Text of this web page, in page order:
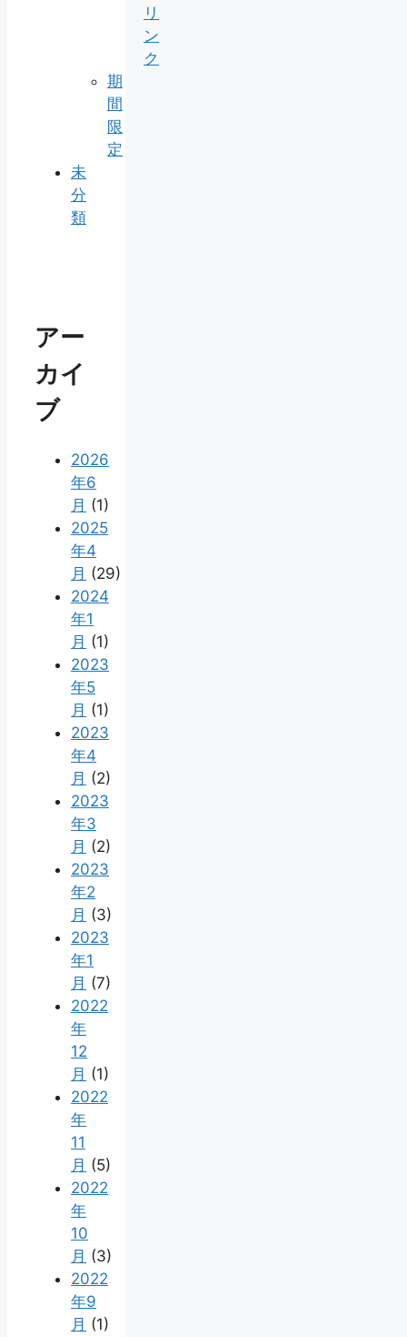
リ
ン
ク
期
間
限
定
未
分
類
アー
カイ
ブ
2026
年6
月 (1)
2025
年4
月 (29)
2024
年1
月 (1)
2023
年5
月 (1)
2023
年4
月 (2)
2023
年3
月 (2)
2023
年2
月 (3)
2023
年1
月 (7)
2022
年
12
月 (1)
2022
年
11
月 (5)
2022
年
10
月 (3)
2022
年9
月 (1)